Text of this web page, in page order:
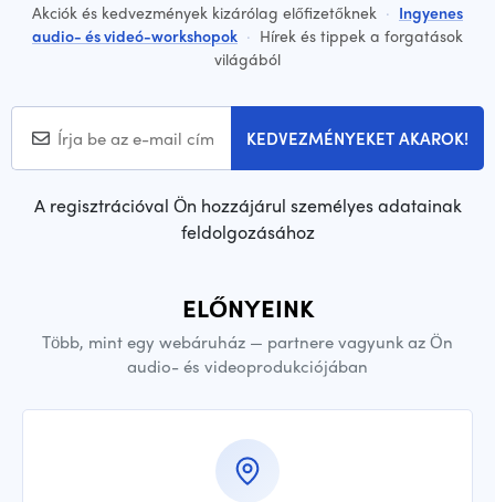
Akciók és kedvezmények kizárólag előfizetőknek · Ingyenes
audio- és videó-workshopok · Hírek és tippek a forgatások
világából
KEDVEZMÉNYEKET AKAROK!
A regisztrációval Ön hozzájárul személyes adatainak
feldolgozásához
ELŐNYEINK
Több, mint egy webáruház — partnere vagyunk az Ön
audio- és videoprodukciójában